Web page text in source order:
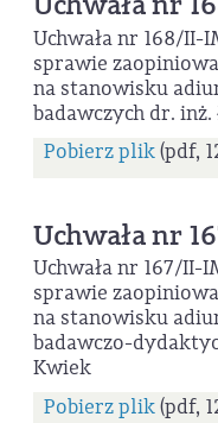
Uchwała nr 168/II-
sprawie
na stanowisku
badawczych dr.
Pobierz plik(pdf,
Uchwała nr
Uchwała nr 167/II-
sprawie
na stanowisku
badawczo-
Kwiek
Pobierz plik(pdf,